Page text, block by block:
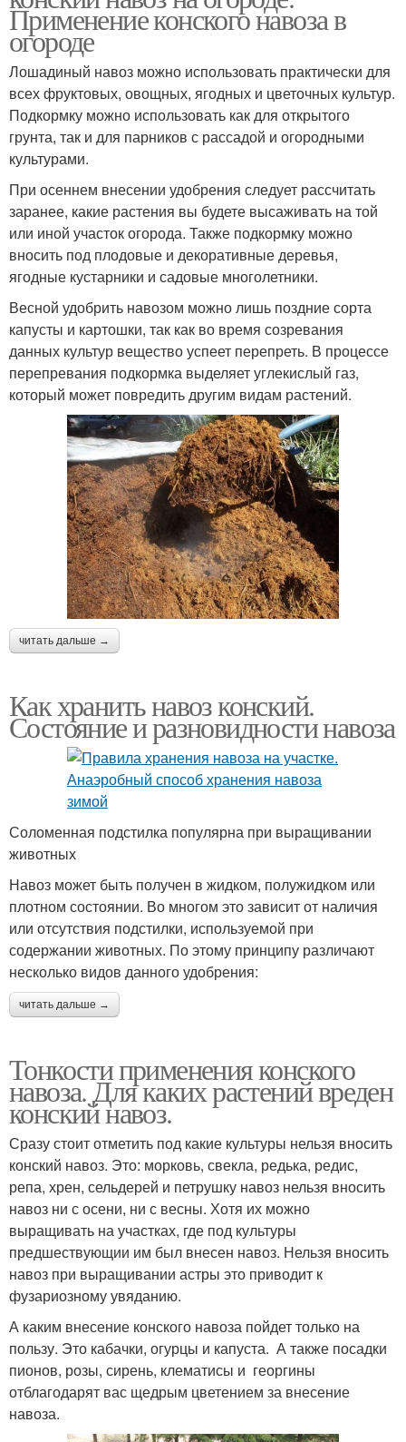
Применение конского навоза в
огороде
Лошадиный навоз можно использовать практически для
всех фруктовых, овощных, ягодных и цветочных культур.
Подкормку можно использовать как для открытого
грунта, так и для парников с рассадой и огородными
культурами.
При осеннем внесении удобрения следует рассчитать
заранее, какие растения вы будете высаживать на той
или иной участок огорода. Также подкормку можно
вносить под плодовые и декоративные деревья,
ягодные кустарники и садовые многолетники.
Весной удобрить навозом можно лишь поздние сорта
капусты и картошки, так как во время созревания
данных культур вещество успеет перепреть. В процессе
перепревания подкормка выделяет углекислый газ,
который может повредить другим видам растений.
читать дальше →
Как хранить навоз конский.
Состояние и разновидности навоза
Соломенная подстилка популярна при выращивании
животных
Навоз может быть получен в жидком, полужидком или
плотном состоянии. Во многом это зависит от наличия
или отсутствия подстилки, используемой при
содержании животных. По этому принципу различают
несколько видов данного удобрения:
читать дальше →
Тонкости применения конского
навоза. Для каких растений вреден
конский навоз.
Сразу стоит отметить под какие культуры нельзя вносить
конский навоз. Это: морковь, свекла, редька, редис,
репа, хрен, сельдерей и петрушку навоз нельзя вносить
навоз ни с осени, ни с весны. Хотя их можно
выращивать на участках, где под культуры
предшествующии им был внесен навоз. Нельзя вносить
навоз при выращивании астры это приводит к
фузариозному увяданию.
А каким внесение конского навоза пойдет только на
пользу. Это кабачки, огурцы и капуста. А также посадки
пионов, розы, сирень, клематисы и георгины
отблагодарят вас щедрым цветением за внесение
навоза.